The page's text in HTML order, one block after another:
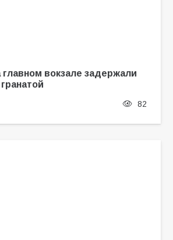
вокзале задержали
82